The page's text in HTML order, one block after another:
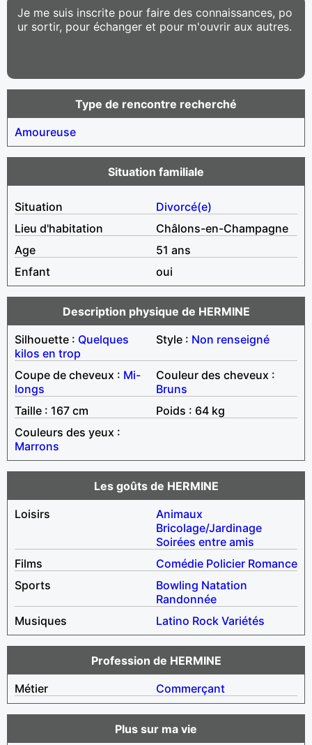
Je me suis inscrite pour faire des connaissances, po
ur sortir, pour échanger et pour m'ouvrir aux autres.
Type de rencontre recherché
Amoureuse
Situation familiale
Situation
Divorcé(e)
Lieu d'habitation
Châlons-en-Champagne
Age
51 ans
Enfant
oui
Description physique de HERMINE
Silhouette : Quelques
kilos en trop
Style : Non renseigné
Coupe de cheveux : Mi-
longs
Couleur des cheveux :
Bruns
Taille : 167 cm
Poids : 64 kg
Couleurs des yeux :
Marrons
Les goûts de HERMINE
Loisirs
Animaux
Bricolage/Jardinage
Soirées entre amis
Films
Comédie Policier Romance
Sports
Bowling Natation
Randonnée
Musiques
Latino Rock Variétés
Profession de HERMINE
Métier
Commerçant
Plus sur ma vie